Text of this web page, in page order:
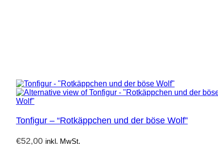
Tonfigur – “Rotkäppchen und der böse Wolf”
€52,00 inkl. MwSt.